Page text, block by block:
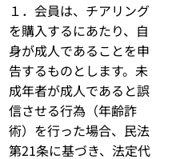
１．会員は、チアリング
を購入するにあたり、自
身が成人であることを申
告するものとします。未
成年者が成人であると誤
信させる行為（年齢詐
術）を行った場合、民法
第21条に基づき、法定代